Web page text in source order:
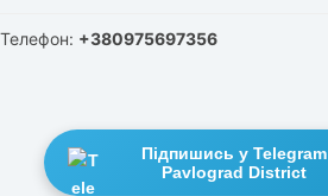
Телефон: +380975697356
Підпишись у Telegram
Pavlograd District